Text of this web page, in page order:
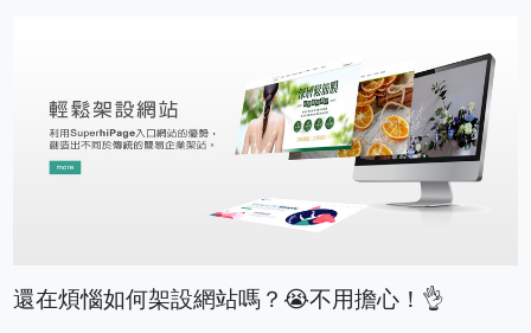
還在煩惱如何架設網站嗎？😭不用擔心！👌